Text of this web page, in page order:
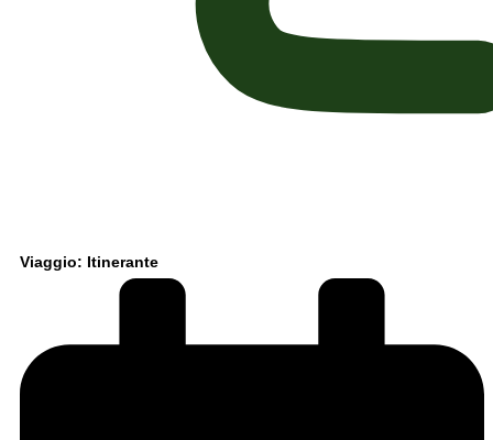
Viaggio: Itinerante